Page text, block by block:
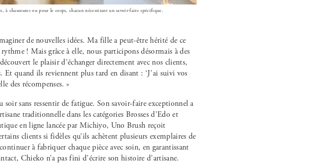
à chaussures ou pour le corps, chacun nécessitant un savoir-faire spécifique.
de nouvelles idées. Ma fille a peut-être hérité de ce
! Mais grâce à elle, nous participons désormais à des
le plaisir d’échanger directement avec nos clients,
quand ils reviennent plus tard en disant : ‘J’ai suivi vos
des récompenses. »
sans ressentir de fatigue. Son savoir-faire exceptionnel a
traditionnelle dans les catégories Brosses d’Edo et
en ligne lancée par Michiyo, Uno Brush reçoit
clients si fidèles qu’ils achètent plusieurs exemplaires de
à fabriquer chaque pièce avec soin, en garantissant
Chieko n’a pas fini d’écrire son histoire d’artisane.